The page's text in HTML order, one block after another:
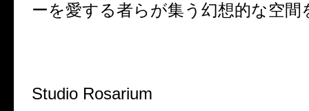
ーを愛する者らが集う幻想的な空間
Studio Rosarium